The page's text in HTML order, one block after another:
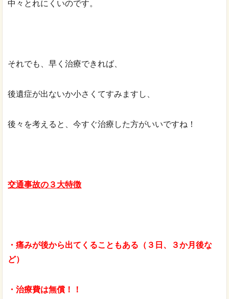
中々とれにくいのです。
それでも、早く治療できれば、
後遺症が出ないか小さくてすみますし、
後々を考えると、今すぐ治療した方がいいですね！
交通事故の３大特徴
・痛みが後から出てくることもある（３日、３か月後な
ど）
・治療費は無償！！